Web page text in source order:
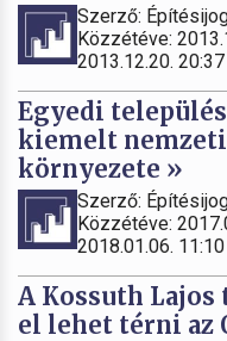
Szerző:
Közzétéve:
2013.12.20. 20:37
Egyedi
kiemelt
környezete »
Szerző:
Közzétéve:
2018.01.06. 11:10
A Kossuth Lajos
el lehet térni az